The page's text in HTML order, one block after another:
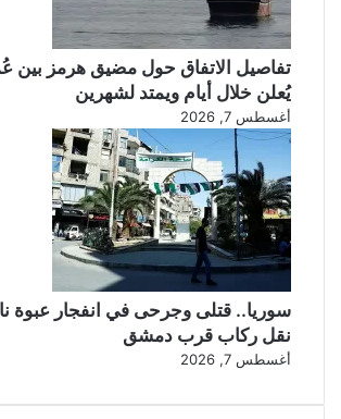
تفاصيل الاتفاق حول مضيق هرمز بين
يُعلن خلال أيام ويمتد لشهرين
أغسطس 7, 2026
سوريا.. قتلى وجرحى في انفجار عبوة
نقل ركاب قرب دمشق
أغسطس 7, 2026